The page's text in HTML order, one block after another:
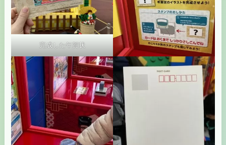
完成した年賀状